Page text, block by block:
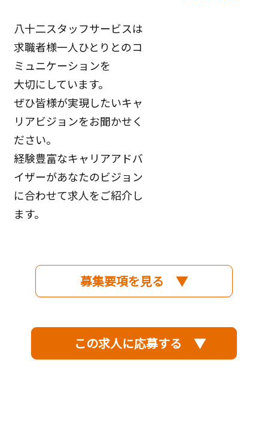
八十二スタッフサービスは
求職者様一人ひとりとのコ
ミュニケーションを
大切にしています。
ぜひ皆様が実現したいキャ
リアビジョンをお聞かせく
ださい。
経験豊富なキャリアアドバ
イザーがあなたのビジョン
に合わせて求人をご紹介し
ます。
募集要項を見る ▼
この求人に応募する ▼